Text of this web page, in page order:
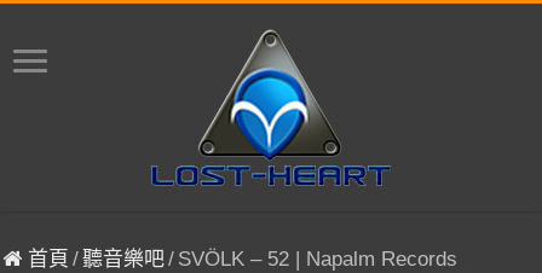
首頁 /聽音樂吧/ SVÖLK – 52 | Napalm Records